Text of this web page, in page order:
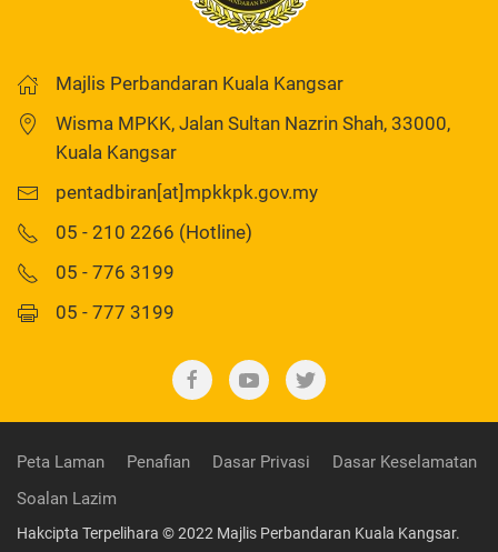
Majlis Perbandaran Kuala Kangsar
Wisma MPKK, Jalan Sultan Nazrin Shah, 33000,
Kuala Kangsar
pentadbiran[at]mpkkpk.gov.my
05 - 210 2266 (Hotline)
05 - 776 3199
05 - 777 3199
Peta Laman Penafian Dasar Privasi
Dasar Keselamatan
Soalan Lazim
Hakcipta Terpelihara © 2022 Majlis Perbandaran Kuala Kangsar.